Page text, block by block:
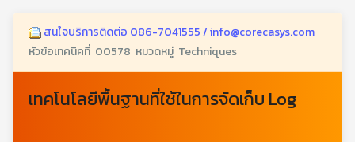
สนใจบริการติดต่อ 086-7041555 / info@corecasys.com
หัวข้อเทคนิคที่ 00578 หมวดหมู่ Techniques
เทคโนโลยีพื้นฐานที่ใช้ในการจัดเก็บ Log